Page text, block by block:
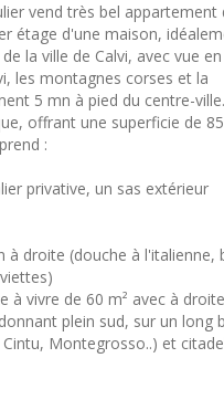
vend très bel appartement
étage d'une maison,
la ville de Calvi, avec vue
les montagnes corses et la
5 mn à pied du centre-
offrant une superficie de
:
privative, un sas extérieur
à droite (douche à l'italienne,
à vivre de 60 m² avec à
plein sud, sur un long
Montegrosso..) et